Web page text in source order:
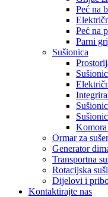
Peć na
Peć na
Parni
Sušionica
Komora
Ormar za
Generator
Transportna
Rotacijska
Dijelovi i
Kontaktirajte nas